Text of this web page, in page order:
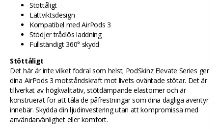
Stöttåligt
Lättviktsdesign
Kompatibel med AirPods 3
Stödjer trådlös laddning
Fullständigt 360° skydd
Stöttåligt
Det här är inte vilket fodral som helst; PodSkinz Elevate Series ger
dina AirPods 3 motståndskraft mot livets oväntade stötar. Det är
tillverkat av högkvalitativ, stötdämpande elastomer och är
konstruerat för att tåla de påfrestningar som dina dagliga äventyr
innebär. Skydda din ljudinvestering utan att kompromissa med
användarvänlighet eller komfort.